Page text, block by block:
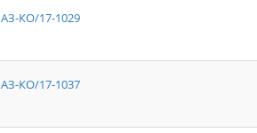
КО/17-1029
КО/17-1037